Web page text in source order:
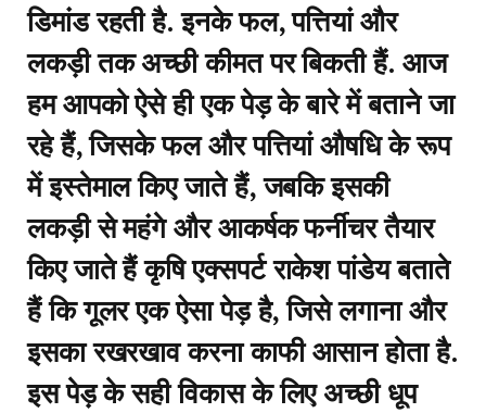
डिमांड रहती है. इनके फल, पत्तियां और
लकड़ी तक अच्छी कीमत पर बिकती हैं. आज
हम आपको ऐसे ही एक पेड़ के बारे में बताने जा
रहे हैं, जिसके फल और पत्तियां औषधि के रूप
में इस्तेमाल किए जाते हैं, जबकि इसकी
लकड़ी से महंगे और आकर्षक फर्नीचर तैयार
किए जाते हैं कृषि एक्सपर्ट राकेश पांडेय बताते
हैं कि गूलर एक ऐसा पेड़ है, जिसे लगाना और
इसका रखरखाव करना काफी आसान होता है.
इस पेड़ के सही विकास के लिए अच्छी धूप